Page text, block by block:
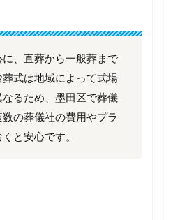
、直葬から一般葬まで
式は地域によって式場
るため、墨田区で葬儀
の葬儀社の費用やプラ
と安心です。